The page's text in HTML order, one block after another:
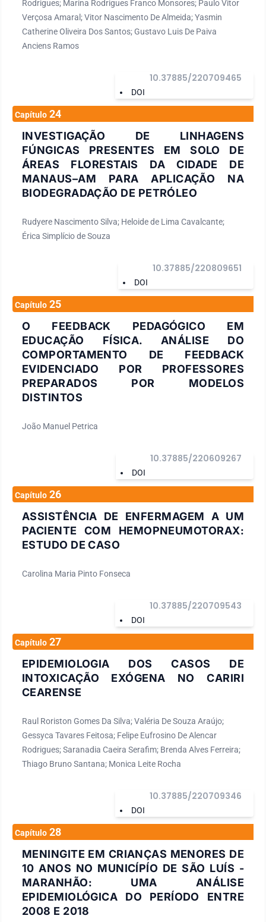
Rodrigues; Marina Rodrigues Franco Monsores; Paulo Vitor
Verçosa Amaral; Vitor Nascimento De Almeida; Yasmin
Catherine Oliveira Dos Santos; Gustavo Luis De Paiva
Anciens Ramos
DOI
10.37885/220709465
Capítulo 24
INVESTIGAÇÃO DE LINHAGENS
FÚNGICAS PRESENTES EM SOLO DE
ÁREAS FLORESTAIS DA CIDADE DE
MANAUS–AM PARA APLICAÇÃO NA
BIODEGRADAÇÃO DE PETRÓLEO
Rudyere Nascimento Silva; Heloide de Lima Cavalcante;
Érica Simplício de Souza
DOI
10.37885/220809651
Capítulo 25
O FEEDBACK PEDAGÓGICO EM
EDUCAÇÃO FÍSICA. ANÁLISE DO
COMPORTAMENTO DE FEEDBACK
EVIDENCIADO POR PROFESSORES
PREPARADOS POR MODELOS
DISTINTOS
João Manuel Petrica
DOI
10.37885/220609267
Capítulo 26
ASSISTÊNCIA DE ENFERMAGEM A UM
PACIENTE COM HEMOPNEUMOTORAX:
ESTUDO DE CASO
Carolina Maria Pinto Fonseca
DOI
10.37885/220709543
Capítulo 27
EPIDEMIOLOGIA DOS CASOS DE
INTOXICAÇÃO EXÓGENA NO CARIRI
CEARENSE
Raul Roriston Gomes Da Silva; Valéria De Souza Araújo;
Gessyca Tavares Feitosa; Felipe Eufrosino De Alencar
Rodrigues; Saranadia Caeira Serafim; Brenda Alves Ferreira;
Thiago Bruno Santana; Monica Leite Rocha
DOI
10.37885/220709346
Capítulo 28
MENINGITE EM CRIANÇAS MENORES DE
10 ANOS NO MUNICÍPÍO DE SÃO LUÍS -
MARANHÃO: UMA ANÁLISE
EPIDEMIOLÓGICA DO PERÍODO ENTRE
2008 E 2018